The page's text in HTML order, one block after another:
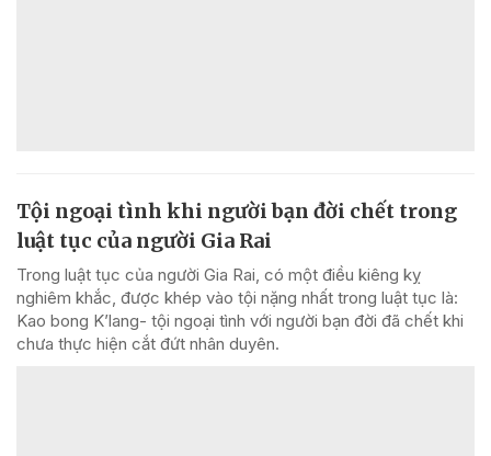
Tội ngoại tình khi người bạn đời chết trong
luật tục của người Gia Rai
Trong luật tục của người Gia Rai, có một điều kiêng kỵ
nghiêm khắc, được khép vào tội nặng nhất trong luật tục là:
Kao bong K’lang- tội ngoại tình với người bạn đời đã chết khi
chưa thực hiện cắt đứt nhân duyên.